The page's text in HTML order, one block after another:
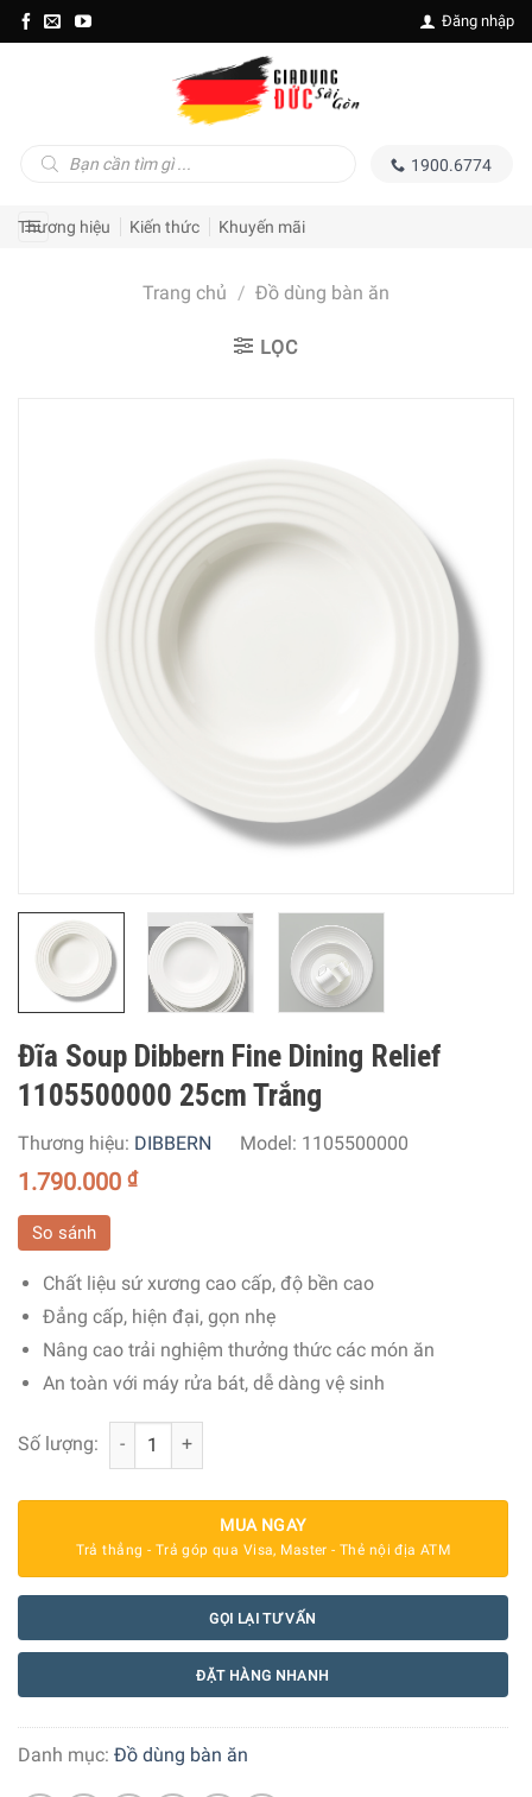
Skip
to
Đăng nhập
kiếm
1900.6774
Thương hiệu Kiến thức Khuyến mãi
Trang chủ / Đồ dùng bàn ăn
LỌC
Đĩa Soup Dibbern Fine Dining Relief
1105500000 25cm Trắng
Thương hiệu: DIBBERN Model: 1105500000
1.790.000 ₫
So sánh
Chất liệu sứ xương cao cấp, độ bền cao
Đẳng cấp, hiện đại, gọn nhẹ
Nâng cao trải nghiệm thưởng thức các món ăn
An toàn với máy rửa bát, dễ dàng vệ sinh
Số lượng: Đĩa Soup Dibbern Fine Dining Relief 1105500000 25cm
MUA NGAY
Trả thẳng - Trả góp qua Visa, Master - Thẻ nội địa ATM
GỌI LẠI TƯ VẤN
ĐẶT HÀNG NHANH
Danh mục: Đồ dùng bàn ăn